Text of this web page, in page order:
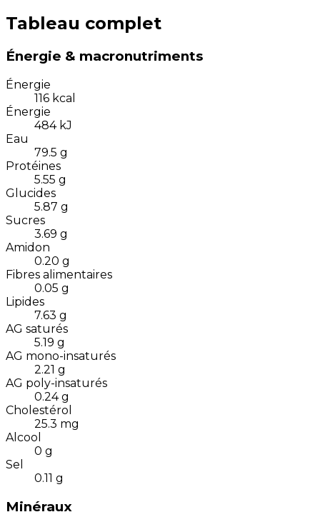
Tableau complet
Énergie & macronutriments
Énergie
116 kcal
Énergie
484 kJ
Eau
79.5 g
Protéines
5.55 g
Glucides
5.87 g
Sucres
3.69 g
Amidon
0.20 g
Fibres alimentaires
0.05 g
Lipides
7.63 g
AG saturés
5.19 g
AG mono-insaturés
2.21 g
AG poly-insaturés
0.24 g
Cholestérol
25.3 mg
Alcool
0 g
Sel
0.11 g
Minéraux